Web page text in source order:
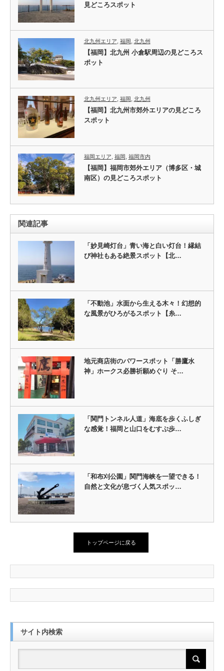
見どころスポット
北九州エリア 福岡 北九州
【福岡】北九州 小倉駅周辺の見どころス
ポット
北九州エリア 福岡 北九州
【福岡】北九州市郊外エリアの見どころ
スポット
福岡エリア 福岡 福岡市内
【福岡】福岡市郊外エリア（博多区・城
南区）の見どころスポット
関連記事
「妙見崎灯台」青い海と白い灯台！縁結
び神社もある絶景スポット【北…
「不動池」水面から生える木々！幻想的
な風景がひろがるスポット【糸…
地元商店街のパワースポット「勝鷹水
神」ホークス必勝祈願めぐり そ…
「関門トンネル人道」海底を歩くふしぎ
な感覚！福岡と山口をむすぶ歩…
「和布刈公園」関門海峡を一望できる！
自然と文化が息づく人気スポッ…
トップページに戻る
サイト内検索